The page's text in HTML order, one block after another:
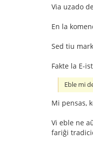
Via uzado
En la
Sed tiu
Fakte la E-
Eble mi
Mi pensas,
Vi eble ne
fariĝi